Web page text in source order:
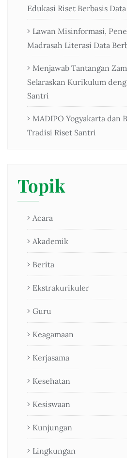
Edukasi Riset Berbasis Data
Lawan Misinformasi,
Madrasah Literasi Data
Menjawab Tantangan
Selaraskan Kurikulum
Santri
MADIPO Yogyakarta dan
Tradisi Riset Santri
Topik
Acara
Akademik
Berita
Ekstrakurikuler
Guru
Keagamaan
Kerjasama
Kesehatan
Kesiswaan
Kunjungan
Lingkungan